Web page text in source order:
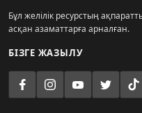
Бұл желілік ресурстың
асқан азаматтарға арналған.
БІЗГЕ ЖАЗЫЛУ